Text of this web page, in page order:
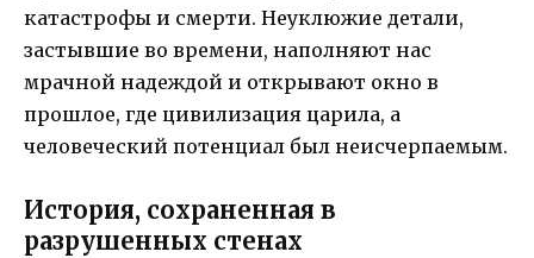
катастрофы и смерти. Неуклюжие детали,
застывшие во времени, наполняют нас
мрачной надеждой и открывают окно в
прошлое, где цивилизация царила, а
человеческий потенциал был неисчерпаемым.
История, сохраненная в
разрушенных стенах